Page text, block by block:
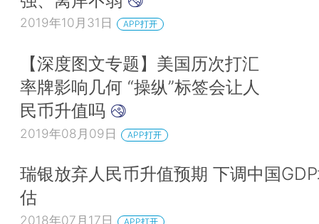
2019年10月31日 APP打开
【深度图文专题】美国历次打汇
率牌影响几何 “操纵”标签会让人
民币升值吗
2019年08月09日 APP打开
瑞银放弃人民币升值预期 下调中国
估
2018年07月17日 APP打开